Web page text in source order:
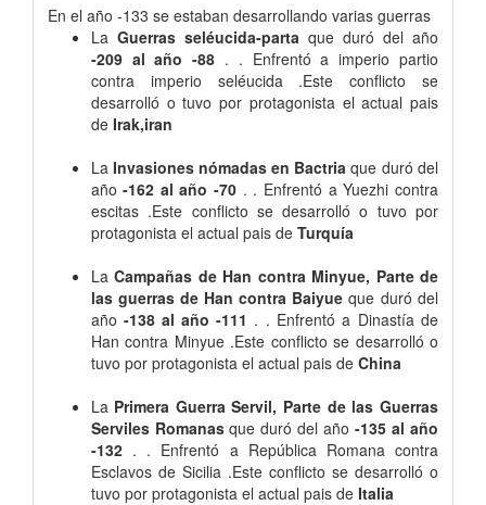
En el año -133 se estaban desarrollando varias guerras
La Guerras seléucida-parta que duró del año
-209 al año -88 . . Enfrentó a imperio partio
contra imperio seléucida .Este conflicto se
desarrolló o tuvo por protagonista el actual pais
de Irak,iran
La Invasiones nómadas en Bactria que duró del
año -162 al año -70 . . Enfrentó a Yuezhi contra
escitas .Este conflicto se desarrolló o tuvo por
protagonista el actual pais de Turquía
La Campañas de Han contra Minyue, Parte de
las guerras de Han contra Baiyue que duró del
año -138 al año -111 . . Enfrentó a Dinastía de
Han contra Minyue .Este conflicto se desarrolló o
tuvo por protagonista el actual pais de China
La Primera Guerra Servil, Parte de las Guerras
Serviles Romanas que duró del año -135 al año
-132 . . Enfrentó a República Romana contra
Esclavos de Sicilia .Este conflicto se desarrolló o
tuvo por protagonista el actual pais de Italia